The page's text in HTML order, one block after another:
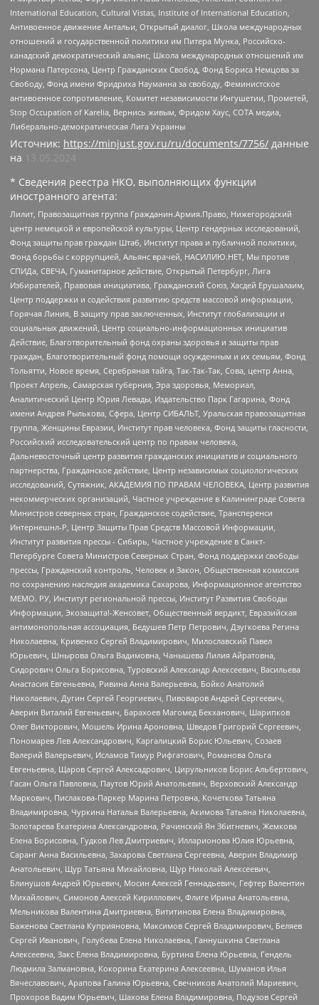
International Education, Cultural Vistas, Institute of International Education,
Антивоенное движение Антальи, Открытый диалог, Школа международных
отношений и государственной политики им Питера Мунка, Российско-
канадский демократический альянс, Школа международных отношений им
Нормана Патерсона, Центр Гражданских Свобод, Фонд Бориса Немцова за
Свободу, Фонд имени Фридриха Науманна за свободу, Феминистское
антивоенное сопротивление, Комитет независимости Ингушетии, Прометей,
Stop Occupation of Karelia, Вернись живым, Фридом Хаус, СОТА медиа,
Либерально-демократическая Лига Украины
Источник: https://minjust.gov.ru/ru/documents/7756/ данные
на
13.05.2024
* Сведения реестра НКО, выполняющих функции
иностранного агента:
Лилит, Правозащитная группа Гражданин.Армия.Право, Нижегородский
центр немецкой и европейской культуры, Центр гендерных исследований,
Фонд защиты прав граждан Штаб, Институт права и публичной политики,
Фонд борьбы с коррупцией, Альянс врачей, НАСИЛИЮ.НЕТ, Мы против
СПИДа, СВЕЧА, Гуманитарное действие, Открытый Петербург, Лига
Избирателей, Правовая инициатива, Гражданский Союз, Хасдей Ерушалаим,
Центр поддержки и содействия развитию средств массовой информации,
Горячая Линия, В защиту прав заключенных, Институт глобализации и
социальных движений, Центр социально-информационных инициатив
Действие, Благотворительный фонд охраны здоровья и защиты прав
граждан, Благотворительный фонд помощи осужденным и их семьям, Фонд
Тольятти, Новое время, Серебряная тайга, Так-Так-Так, Сова, центр Анна,
Проект Апрель, Самарская губерния, Эра здоровья, Мемориал,
Аналитический Центр Юрия Левады, Издательство Парк Гагарина, Фонд
имени Андрея Рылькова, Сфера, Центр СИБАЛЬТ, Уральская правозащитная
группа, Женщины Евразии, Институт прав человека, Фонд защиты гласности,
Российский исследовательский центр по правам человека,
Дальневосточный центр развития гражданских инициатив и социального
партнерства, Гражданское действие, Центр независимых социологических
исследований, Сутяжник, АКАДЕМИЯ ПО ПРАВАМ ЧЕЛОВЕКА, Центр развития
некоммерческих организаций, Частное учреждение в Калининграде Совета
Министров северных стран, Гражданское содействие, Трансперенси
Интернешнл-Р, Центр Защиты Прав Средств Массовой Информации,
Институт развития прессы - Сибирь, Частное учреждение в Санкт-
Петербурге Совета Министров Северных Стран, Фонд поддержки свободы
прессы, Гражданский контроль, Человек и Закон, Общественная комиссия
по сохранению наследия академика Сахарова, Информационное агентство
МЕМО. РУ, Институт региональной прессы, Институт Развития Свободы
Информации, Экозащита!-Женсовет, Общественный вердикт, Евразийская
антимонопольная ассоциация, Бедушев Петр Петрович, Дзугкоева Регина
Николаевна, Кривенко Сергей Владимирович, Милославский Павел
Юрьевич, Шнырова Ольга Вадимовна, Чанышева Лилия Айратовна,
Сидорович Ольга Борисовна, Туровский Александр Алексеевич, Васильева
Анастасия Евгеньевна, Ривина Анна Валерьевна, Бойко Анатолий
Николаевич, Дугин Сергей Георгиевич, Пивоваров Андрей Сергеевич,
Аверин Виталий Евгеньевич, Барахоев Магомед Бекханович, Шарипков
Олег Викторович, Мошель Ирина Ароновна, Шведов Григорий Сергеевич,
Пономарев Лев Александрович, Каргалицкий Борис Юльевич, Созаев
Валерий Валерьевич, Исламов Тимур Рифгатович, Романова Ольга
Евгеньевна, Щаров Сергей Алексадрович, Цирульников Борис Альбертович,
Гасан Ольга Павловна, Паутов Юрий Анатольевич, Верховский Александр
Маркович, Пислакова-Паркер Марина Петровна, Кочеткова Татьяна
Владимировна, Чуркина Наталья Валерьевна, Акимова Татьяна Николаевна,
Золотарева Екатерина Александровна, Рачинский Ян Збигневич, Жемкова
Елена Борисовна, Гудков Лев Дмитриевич, Илларионова Юлия Юрьевна,
Саранг Анна Васильевна, Захарова Светлана Сергеевна, Аверин Владимир
Анатольевич, Щур Татьяна Михайловна, Щур Николай Алексеевич,
Блинушов Андрей Юрьевич, Мосин Алексей Геннадьевич, Гефтер Валентин
Михайлович, Симонов Алексей Кириллович, Флиге Ирина Анатольевна,
Мельникова Валентина Дмитриевна, Вититинова Елена Владимировна,
Баженова Светлана Куприяновна, Максимов Сергей Владимирович, Беляев
Сергей Иванович, Голубева Елена Николаевна, Ганнушкина Светлана
Алексеевна, Закс Елена Владимировна, Буртина Елена Юрьевна, Гендель
Людмила Залмановна, Кокорина Екатерина Алексеевна, Шуманов Илья
Вячеславович, Арапова Галина Юрьевна, Свечников Анатолий Мариевич,
Прохоров Вадим Юрьевич, Шахова Елена Владимировна, Подузов Сергей